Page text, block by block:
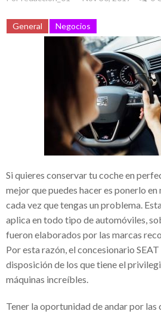
falta de transparencia
El impacto de la corrupción en la industria
lechera mexicana: El caso de Teodoro
Sempra Energy comprometida con el
desarrollo energético
Sempra Energy apuesta por el desarrollo
energético en México y Estados Unidos
Comunicación en el entorno laboral
Crece el éxito de la red de medios
Albavisión de Ángel González / Grupo
ATV y sus iniciativas solidarias
¿Necesitas una VPN para trabajar desde
casa? Mira cuál elegir
General Negocios
Si quieres conservar tu coche en
mejor que puedes hacer es ponerlo
cada vez que tengas un problema.
aplica en todo tipo de automóviles,
fueron elaborados por las marcas
Por esta razón, el concesionario
disposición de los que tiene el
máquinas increíbles.
Tener la oportunidad de andar por las